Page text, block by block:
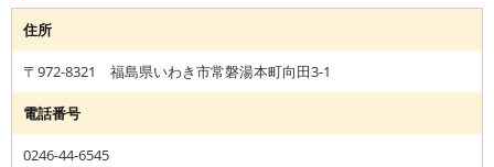
住所
〒972-8321 福島県いわき市常磐湯本町向田3-1
電話番号
0246-44-6545